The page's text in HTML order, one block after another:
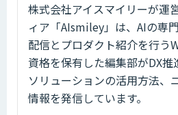
株式会社アイスマイリーが運
ィア「AIsmiley」は、AIの専
配信とプロダクト紹介を行う
資格を保有した編集部がDX
ソリューションの活用方法、
情報を発信しています。